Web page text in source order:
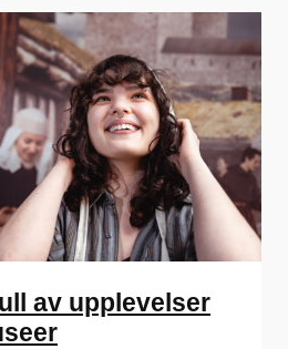
av upplevelser